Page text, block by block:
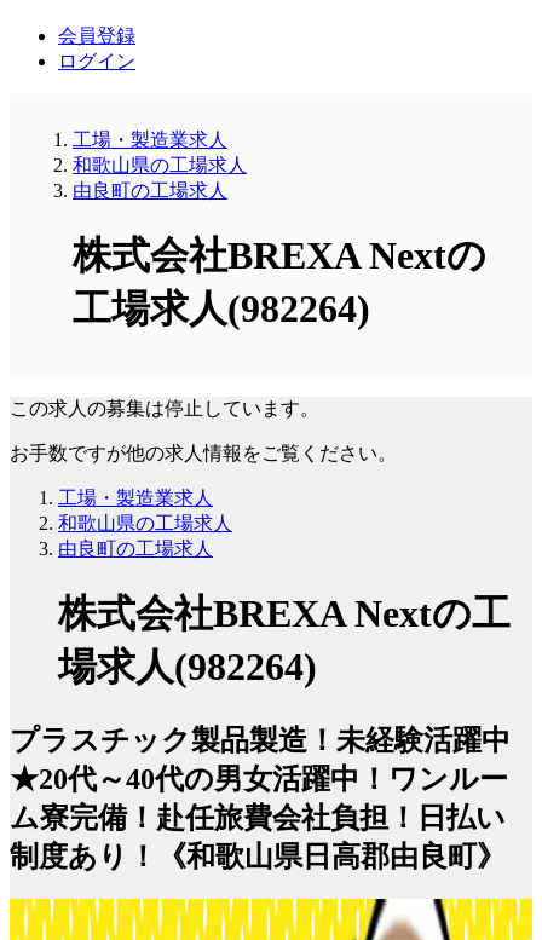
会員登録
ログイン
工場・製造業求人
和歌山県の工場求人
由良町の工場求人
株式会社BREXA Nextの
工場求人(982264)
この求人の募集は停止しています。
お手数ですが他の求人情報をご覧ください。
工場・製造業求人
和歌山県の工場求人
由良町の工場求人
株式会社BREXA Nextの工
場求人(982264)
プラスチック製品製造！未経験活躍中
★20代～40代の男女活躍中！ワンルー
ム寮完備！赴任旅費会社負担！日払い
制度あり！《和歌山県日高郡由良町》